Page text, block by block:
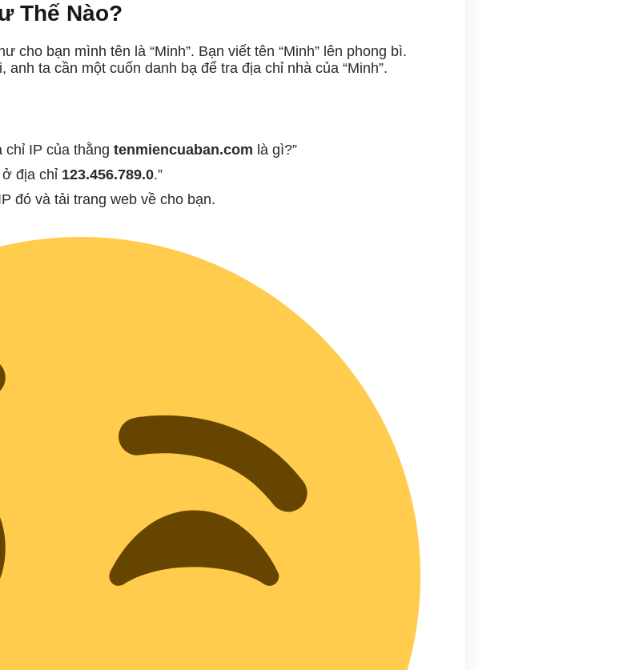
Thế Nào?
cho bạn mình tên là “Minh”. Bạn viết tên “Minh” lên phong bì.
ta cần một cuốn danh bạ để tra địa chỉ nhà của “Minh”.
chỉ IP của thằng tenmiencuaban.com là gì?”
ở địa chỉ 123.456.789.0.”
đó và tải trang web về cho bạn.